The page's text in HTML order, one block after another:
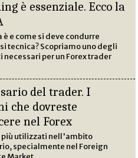
è essenziale. Ecco la
è e come si deve condurre
tecnica? Scopriamo uno degli
necessari per un Forex trader
del trader. I
che dovreste
nel Forex
più utilizzati nell'ambito
specialmente nel Foreign